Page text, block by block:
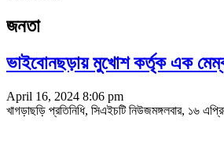
জনতা
ভাইবোনছড়ায় মুখোশ কর্তৃক এক
April 16, 2024 8:06 pm
খাগড়াছড়ি প্রতিনিধি, সিএইচটি নিউজমঙ্গলবার, ১৬